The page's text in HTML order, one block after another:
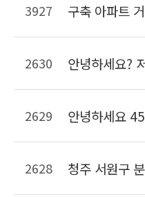
3927
2630
2629
2628